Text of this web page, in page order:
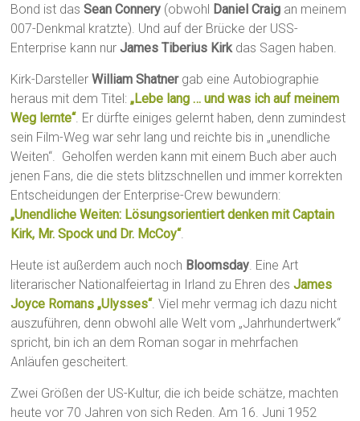
Bond ist dasSean Connery (obwohl Daniel Craig an meinem
007-Denkmal kratzte). Und auf der Brücke der USS-
Enterprise kann nurJames Tiberius Kirk das Sagen haben.
Kirk-DarstellerWilliam Shatnergab eine Autobiographie
heraus mit dem Titel:„Lebe lang … und was ich auf meinem
Weg lernte“. Er dürfte einiges gelernt haben, denn zumindest
sein Film-Weg war sehr lang und reichte bis in „unendliche
Weiten“. Geholfen werden kann mit einem Buch aber auch
jenen Fans, die die stets blitzschnellen und immer korrekten
Entscheidungen der Enterprise-Crew bewundern:
„Unendliche Weiten: Lösungsorientiert denken mit Captain
Kirk, Mr. Spock und Dr. McCoy“.
Heute ist außerdem auch noch Bloomsday . Eine Art
literarischer Nationalfeiertag in Irland zu Ehren desJames
Joyce Romans „Ulysses“. Viel mehr vermag ich dazu nicht
auszuführen, denn obwohl alle Welt vom „Jahrhundertwerk“
spricht, bin ich an dem Roman sogar in mehrfachen
Anläufen gescheitert.
Zwei Größen der US-Kultur, die ich beide schätze, machten
heute vor 70 Jahren von sich Reden. Am 16. Juni 1952